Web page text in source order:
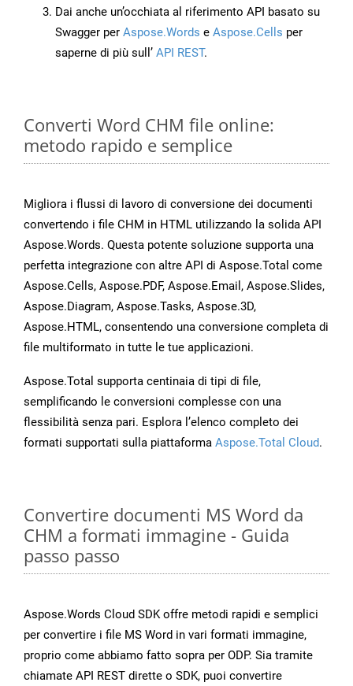
Dai anche un’occhiata al riferimento API basato su
Swagger per Aspose.Words e Aspose.Cells per
saperne di più sull’ API REST.
Converti Word CHM file online:
metodo rapido e semplice
Migliora i flussi di lavoro di conversione dei documenti
convertendo i file CHM in HTML utilizzando la solida API
Aspose.Words. Questa potente soluzione supporta una
perfetta integrazione con altre API di Aspose.Total come
Aspose.Cells, Aspose.PDF, Aspose.Email, Aspose.Slides,
Aspose.Diagram, Aspose.Tasks, Aspose.3D,
Aspose.HTML, consentendo una conversione completa di
file multiformato in tutte le tue applicazioni.
Aspose.Total supporta centinaia di tipi di file,
semplificando le conversioni complesse con una
flessibilità senza pari. Esplora l’elenco completo dei
formati supportati sulla piattaforma Aspose.Total Cloud.
Convertire documenti MS Word da
CHM a formati immagine - Guida
passo passo
Aspose.Words Cloud SDK offre metodi rapidi e semplici
per convertire i file MS Word in vari formati immagine,
proprio come abbiamo fatto sopra per ODP. Sia tramite
chiamate API REST dirette o SDK, puoi convertire